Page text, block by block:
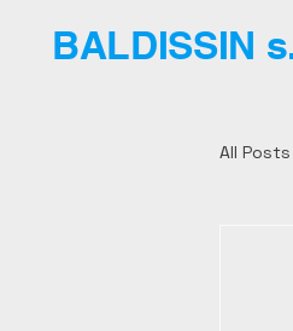
BALDISSIN
All Posts